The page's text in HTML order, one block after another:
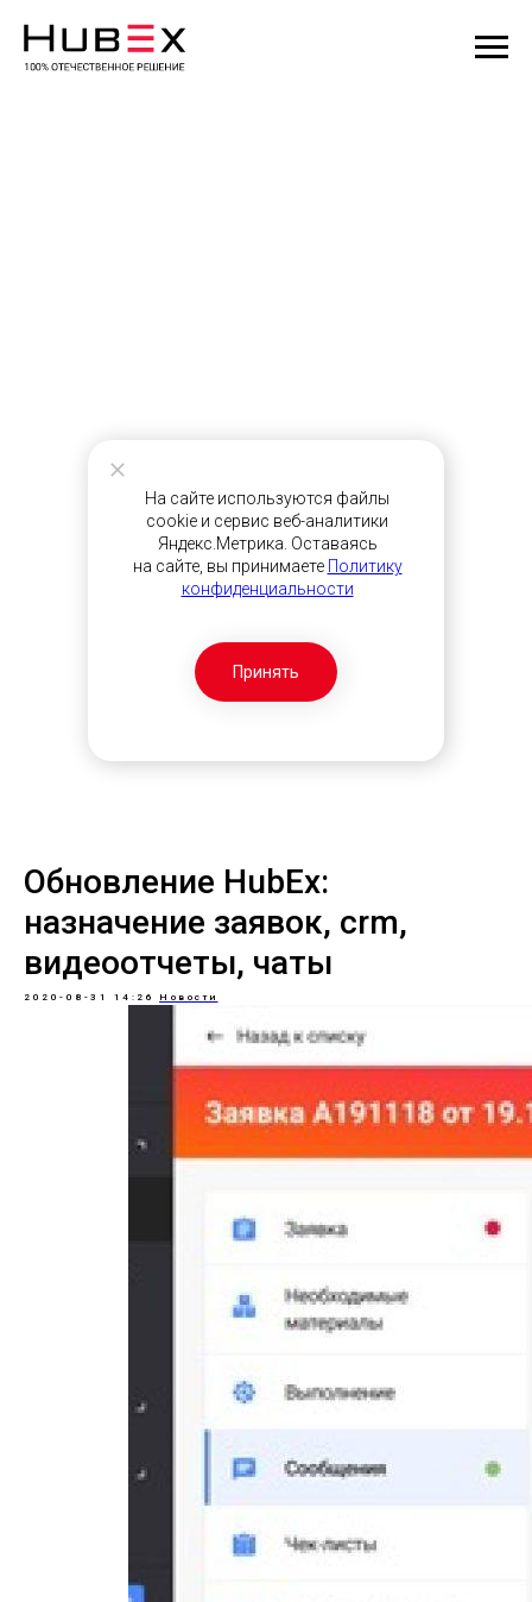
Принять
На сайте используются файлы
cookie и сервис веб-аналитики
Яндекс.Метрика. Оставаясь
на сайте, вы принимаете Политику
конфиденциальности
Обновление HubEx:
назначение заявок, crm,
видеоотчеты, чаты
2020-08-31 14:26 Новости